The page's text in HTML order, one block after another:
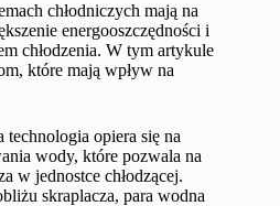
chłodniczych mają na
energooszczędności i
chłodzenia. W tym artykule
które mają wpływ na
technologia opiera się na
wody, które pozwala na
w jednostce chłodzącej.
skraplacza, para wodna